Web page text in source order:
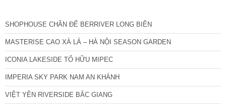
SHOPHOUSE CHÂN ĐẾ BERRIVER LONG BIÊN
MASTERISE CAO XÀ LÁ – HÀ NỘI SEASON GARDEN
ICONIA LAKESIDE TỐ HỮU MIPEC
IMPERIA SKY PARK NAM AN KHÁNH
VIỆT YÊN RIVERSIDE BẮC GIANG